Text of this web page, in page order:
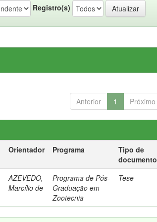
Registro(s)
Anterior 1 Próximo
Orientador Programa
Tipo de
documento
AZEVEDO,
Marcílio de
Programa de Pós-
Graduação em
Zootecnia
Tese